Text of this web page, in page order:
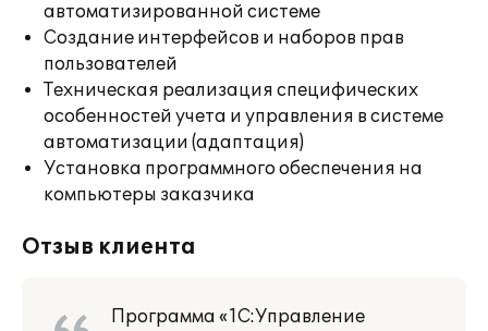
автоматизированной системе
Создание интерфейсов и наборов прав
пользователей
Техническая реализация специфических
особенностей учета и управления в системе
автоматизации (адаптация)
Установка программного обеспечения на
компьютеры заказчика
Отзыв клиента
Программа «1С:Управление